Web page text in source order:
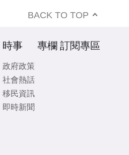
BACK TO TOP
時事
政府政策
社會熱話
移民資訊
即時新聞
專欄 訂閱專區